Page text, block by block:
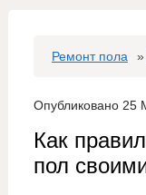
Ремонт пола »
Опубликовано 25
Как
пол